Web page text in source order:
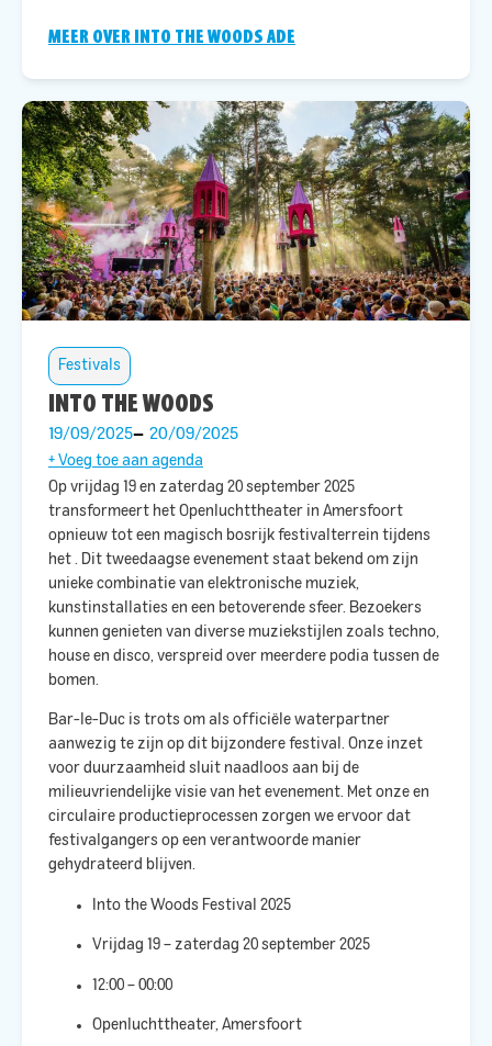
MEER OVER INTO THE WOODS ADE
Festivals
INTO THE WOODS
19/09/2025 20/09/2025
+ Voeg toe aan agenda
Op vrijdag 19 en zaterdag 20 september 2025
transformeert het Openluchttheater in Amersfoort
opnieuw tot een magisch bosrijk festivalterrein tijdens
het . Dit tweedaagse evenement staat bekend om zijn
unieke combinatie van elektronische muziek,
kunstinstallaties en een betoverende sfeer. Bezoekers
kunnen genieten van diverse muziekstijlen zoals techno,
house en disco, verspreid over meerdere podia tussen de
bomen. ​
Bar-le-Duc is trots om als officiële waterpartner
aanwezig te zijn op dit bijzondere festival. Onze inzet
voor duurzaamheid sluit naadloos aan bij de
milieuvriendelijke visie van het evenement. Met onze en
circulaire productieprocessen zorgen we ervoor dat
festivalgangers op een verantwoorde manier
gehydrateerd blijven.​
Into the Woods Festival 2025
Vrijdag 19 – zaterdag 20 september 2025
12:00 – 00:00
Openluchttheater, Amersfoort